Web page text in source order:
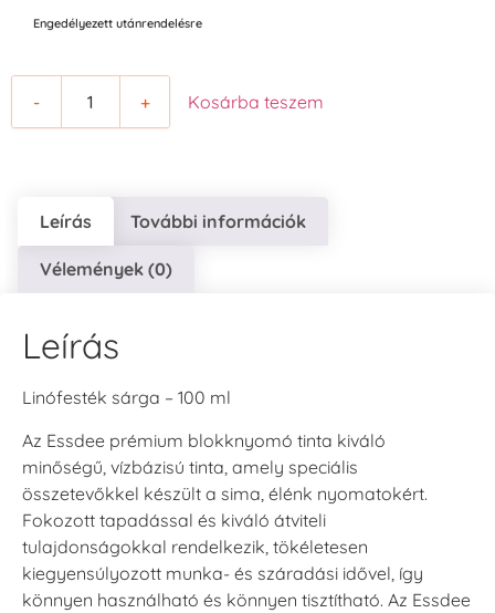
Engedélyezett utánrendelésre
- + Kosárba teszem
Leírás További információk
Vélemények (0)
Leírás
Linófesték sárga – 100 ml
Az Essdee prémium blokknyomó tinta kiváló
minőségű, vízbázisú tinta, amely speciális
összetevőkkel készült a sima, élénk nyomatokért.
Fokozott tapadással és kiváló átviteli
tulajdonságokkal rendelkezik, tökéletesen
kiegyensúlyozott munka- és száradási idővel, így
könnyen használható és könnyen tisztítható. Az Essdee